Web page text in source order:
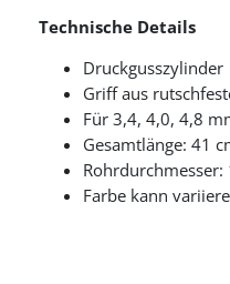
Technische Details
Druckgusszylinder
Griff aus
Für 3,4, 4,0, 4,8
Gesamtlänge: 41
Farbe kann